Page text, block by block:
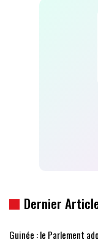
Dernier
Guinée : le Parlement